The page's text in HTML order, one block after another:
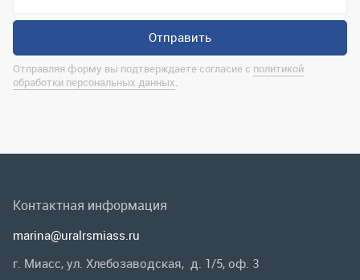
Контактная информация
marina@uralrsmiass.ru
Заказать звонок